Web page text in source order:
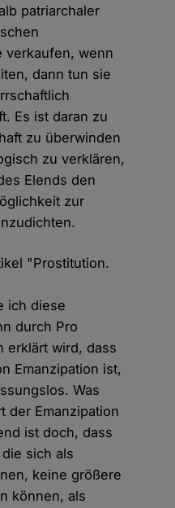
patriarchaler
verkaufen, wenn
dann tun sie
Es ist daran zu
zu überwinden
zu verklären,
Elends den
zur
"Prostitution.
ich diese
durch Pro
erklärt wird, dass
Emanzipation ist,
Was
der Emanzipation
ist doch, dass
sich als
keine größere
können, als